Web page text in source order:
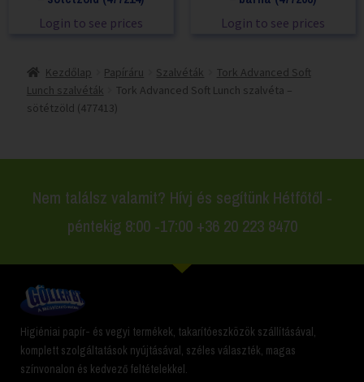
Login to see prices Login to see prices
Kezdőlap Papíráru Szalvéták
Tork Advanced Soft
Lunch szalvéták
Tork Advanced Soft Lunch szalvéta –
sötétzöld (477413)
Nem találsz valamit? Hívj és segítünk Hétfőtől -
péntekig 8:00 -17:00 +36 20 223 8470
Higiéniai papír- és vegyi termékek, takarítóeszközök szállításával,
komplett szolgáltatások nyújtásával, széles választék, magas
színvonalon és kedvező feltételekkel.